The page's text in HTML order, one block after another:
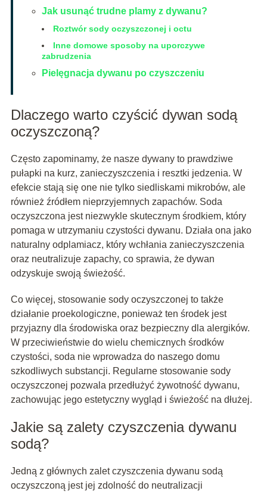
Jak usunąć trudne plamy z dywanu?
Roztwór sody oczyszczonej i octu
Inne domowe sposoby na uporczywe
zabrudzenia
Pielęgnacja dywanu po czyszczeniu
Dlaczego warto czyścić dywan sodą
oczyszczoną?
Często zapominamy, że nasze dywany to prawdziwe
pułapki na kurz, zanieczyszczenia i resztki jedzenia. W
efekcie stają się one nie tylko siedliskami mikrobów, ale
również źródłem nieprzyjemnych zapachów. Soda
oczyszczona jest niezwykle skutecznym środkiem, który
pomaga w utrzymaniu czystości dywanu. Działa ona jako
naturalny odplamiacz, który wchłania zanieczyszczenia
oraz neutralizuje zapachy, co sprawia, że dywan
odzyskuje swoją świeżość.
Co więcej, stosowanie sody oczyszczonej to także
działanie proekologiczne, ponieważ ten środek jest
przyjazny dla środowiska oraz bezpieczny dla alergików.
W przeciwieństwie do wielu chemicznych środków
czystości, soda nie wprowadza do naszego domu
szkodliwych substancji. Regularne stosowanie sody
oczyszczonej pozwala przedłużyć żywotność dywanu,
zachowując jego estetyczny wygląd i świeżość na dłużej.
Jakie są zalety czyszczenia dywanu
sodą?
Jedną z głównych zalet czyszczenia dywanu sodą
oczyszczoną jest jej zdolność do neutralizacji